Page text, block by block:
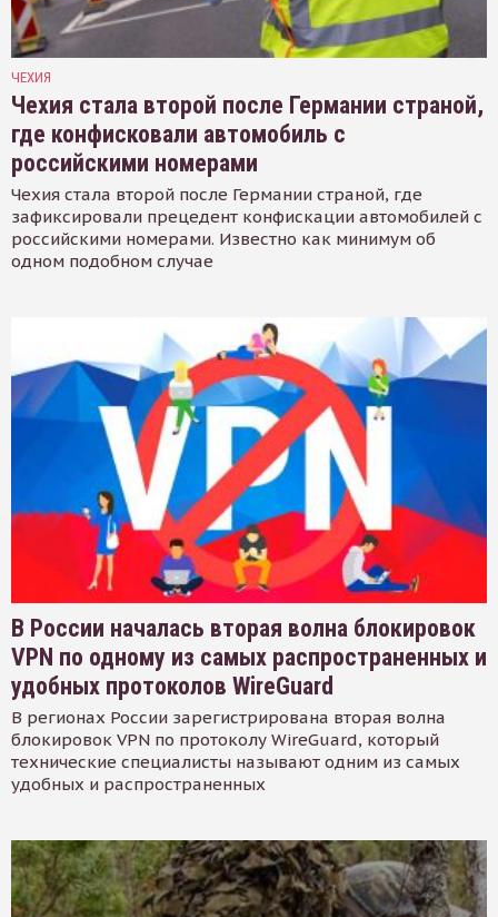
ЧЕХИЯ
Чехия стала второй после Германии страной,
где конфисковали автомобиль с
российскими номерами
Чехия стала второй после Германии страной, где
зафиксировали прецедент конфискации автомобилей с
российскими номерами. Известно как минимум об
одном подобном случае
В России началась вторая волна блокировок
VPN по одному из самых распространенных и
удобных протоколов WireGuard
В регионах России зарегистрирована вторая волна
блокировок VPN по протоколу WireGuard, который
технические специалисты называют одним из самых
удобных и распространенных